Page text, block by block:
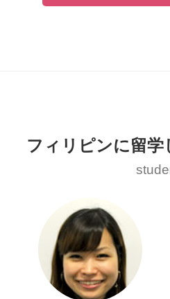
フィリピンに留